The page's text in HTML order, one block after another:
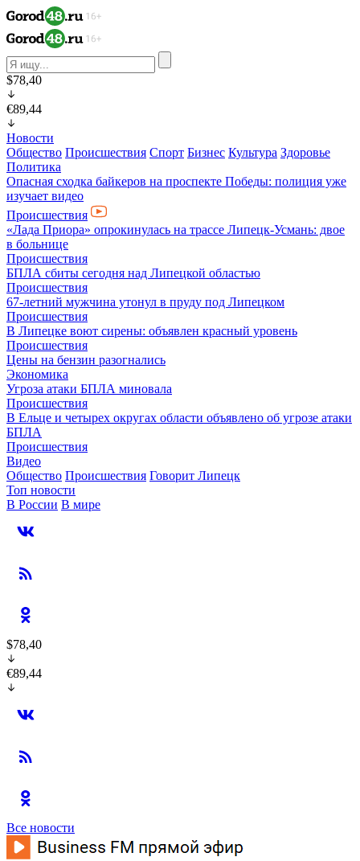
$78,40
€89,44
Новости
Общество Происшествия Спорт Бизнес Культура Здоровье
Политика
Опасная сходка байкеров на проспекте Победы: полиция уже
изучает видео
Происшествия
«Лада Приора» опрокинулась на трассе Липецк-Усмань: двое
в больнице
Происшествия
БПЛА сбиты сегодня над Липецкой областью
Происшествия
67-летний мужчина утонул в пруду под Липецком
Происшествия
В Липецке воют сирены: объявлен красный уровень
Происшествия
Цены на бензин разогнались
Экономика
Угроза атаки БПЛА миновала
Происшествия
В Ельце и четырех округах области объявлено об угрозе атаки
БПЛА
Происшествия
Видео
Общество Происшествия Говорит Липецк
Топ новости
В России В мире
$78,40
€89,44
Все новости